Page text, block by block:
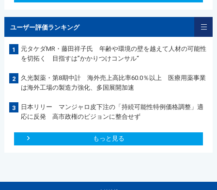
ユーザー評価ランキング
1
元タケダMR・藤田祥子氏 年齢や環境の壁を越えて人材の可能性
を切拓く 目指すは”かかりつけコンサル“
2
久光製薬・第8期中計 海外売上高比率60.0％以上 医療用薬事業
は海外工場の製造力強化、多国展開加速
3
日本リリー マンジャロ皮下注の「持続可能性特例価格調整」適
応に反発 高市政権のビジョンに整合せず
もっと見る